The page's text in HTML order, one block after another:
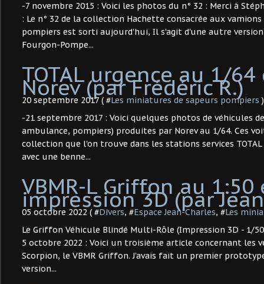
-7 novembre 2015 : Voici les photos du n° 32 : Merci à
: Le n° 32 de la collection Hachette consacrée aux
pompiers est sorti aujourd'hui, Il s'agit d'une autre
Fourgon-Pompe...
TOTAL urgence au 1/64
Norev (par Frédéric R.)
20 septembre 2017 ( #Les miniatures de sapeurs pompiers )
-21 septembre 2017 : Voici quelques photos de véhicules
ambulance, pompiers) produites par Norev au 1/64. Ces
collection que l'on trouve dans les stations services
avec une benne...
VBMR-L Griffon au 1:50
impression 3D (par
05 octobre 2022 ( #Divers, #Espace Jean-Charles, #Les
Le Griffon Véhicule Blindé Multi-Rôle (Impression 3D - 1/
5 octobre 2022 : Voici un troisième article concernant les
Scorpion, le VBMR Griffon. J'avais fait un premier
version...